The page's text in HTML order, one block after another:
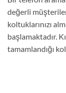
değerli
koltuklarınızı
başlamaktadır.
tamamlandığı